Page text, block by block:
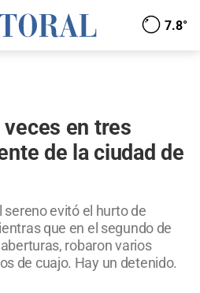
7.8°
en tres
de la ciudad de
sereno evitó el hurto de
que en el segundo de
robaron varios
de cuajo. Hay un detenido.